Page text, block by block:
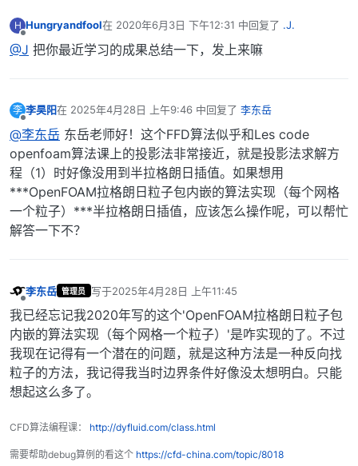
H Hungryandfool在 2020年6月3日 下午12:31 中回复了 .J.
最后由 编辑
@J 把你最近学习的成果总结一下，发上来嘛
李 李昊阳在 2025年4月28日 上午9:46 中回复了 李东岳
最后由 编辑
@李东岳 东岳老师好！这个FFD算法似乎和Les code
openfoam算法课上的投影法非常接近，就是投影法求解方
程（1）时好像没用到半拉格朗日插值。如果想用
***OpenFOAM拉格朗日粒子包内嵌的算法实现（每个网格
一个粒子）***半拉格朗日插值，应该怎么操作呢，可以帮忙
解答一下不？
李东岳 管理员 写于2025年4月28日 上午11:45
最后由 编辑
我已经忘记我2020年写的这个'OpenFOAM拉格朗日粒子包
内嵌的算法实现（每个网格一个粒子）'是咋实现的了。不过
我现在记得有一个潜在的问题，就是这种方法是一种反向找
粒子的方法，我记得我当时边界条件好像没太想明白。只能
想起这么多了。
CFD算法编程课： http://dyfluid.com/class.html
需要帮助debug算例的看这个 https://cfd-china.com/topic/8018